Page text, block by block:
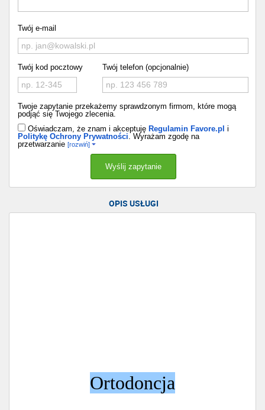
Twój e-mail
Twój kod pocztowy Twój telefon (opcjonalnie)
Twoje zapytanie przekażemy sprawdzonym firmom, które mogą
podjąć się Twojego zlecenia.
Oświadczam, że znam i akceptuję Regulamin Favore.pl i
Politykę Ochrony Prywatności . Wyrażam zgodę na
przetwarzanie [rozwiń]
OPIS USŁUGI
Ortodoncja